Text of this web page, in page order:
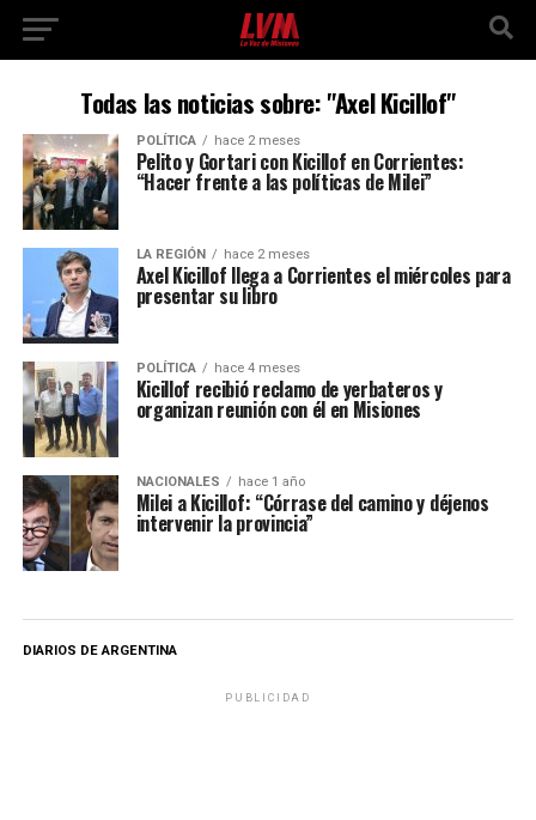
Todas las noticias sobre: "Axel Kicillof"
POLÍTICA hace 2 meses
Pelito y Gortari con Kicillof en Corrientes:
“Hacer frente a las políticas de Milei”
LA REGIÓN hace 2 meses
Axel Kicillof llega a Corrientes el miércoles para
presentar su libro
POLÍTICA hace 4 meses
Kicillof recibió reclamo de yerbateros y
organizan reunión con él en Misiones
NACIONALES hace 1 año
Milei a Kicillof: “Córrase del camino y déjenos
intervenir la provincia”
DIARIOS DE ARGENTINA
PUBLICIDAD